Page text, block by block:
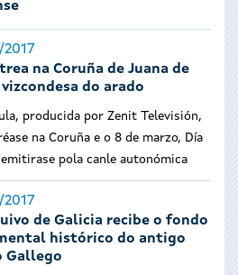
na Coruña de Juana de
vizcondesa do arado
producida por Zenit Televisión,
na Coruña e o 8 de marzo, Día
pola canle autonómica
de Galicia recibe o fondo
histórico do antigo
Gallego